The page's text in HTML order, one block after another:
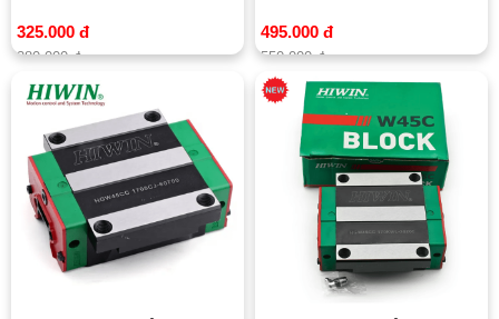
325.000 đ
380.000 đ
495.000 đ
550.000 đ